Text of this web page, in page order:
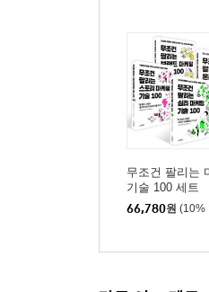
무조건 팔리는
기술 100 세트
66,780원 (10%